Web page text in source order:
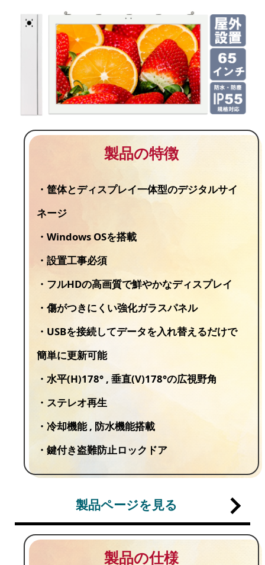
製品の特徴
・筐体とディスプレイ一体型のデジタルサイ
ネージ
・Windows OSを搭載
・設置工事必須
・フルHDの高画質で鮮やかなディスプレイ
・傷がつきにくい強化ガラスパネル
・USBを接続してデータを入れ替えるだけで
簡単に更新可能
・水平(H)178° , 垂直(V)178°の広視野角
・ステレオ再生
・冷却機能 , 防水機能搭載
・鍵付き盗難防止ロックドア
製品ページを見る
製品の仕様